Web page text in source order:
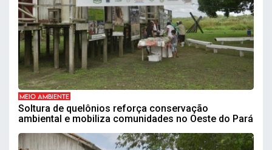
MEIO AMBIENTE
Soltura de quelônios reforça conservação
ambiental e mobiliza comunidades no Oeste do Pará